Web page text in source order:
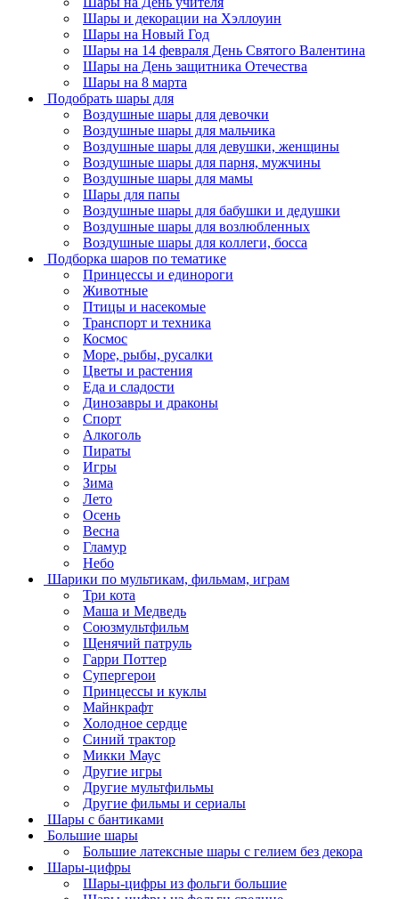
Шары и декорации на Хэллоуин
Шары на Новый Год
Шары на 14 февраля День Святого Валентина
Шары на День защитника Отечества
Шары на 8 марта
Подобрать шары для
Воздушные шары для девочки
Воздушные шары для мальчика
Воздушные шары для девушки, женщины
Воздушные шары для парня, мужчины
Воздушные шары для мамы
Шары для папы
Воздушные шары для бабушки и дедушки
Воздушные шары для возлюбленных
Воздушные шары для коллеги, босса
Подборка шаров по тематике
Принцессы и единороги
Животные
Птицы и насекомые
Транспорт и техника
Космос
Море, рыбы, русалки
Цветы и растения
Еда и сладости
Динозавры и драконы
Спорт
Алкоголь
Пираты
Игры
Зима
Лето
Осень
Весна
Гламур
Небо
Шарики по мультикам, фильмам, играм
Три кота
Маша и Медведь
Союзмультфильм
Щенячий патруль
Гарри Поттер
Супергерои
Принцессы и куклы
Майнкрафт
Холодное сердце
Синий трактор
Микки Маус
Другие игры
Другие мультфильмы
Другие фильмы и сериалы
Шары с бантиками
Большие шары
Большие латексные шары с гелием без декора
Шары-цифры
Шары-цифры из фольги большие